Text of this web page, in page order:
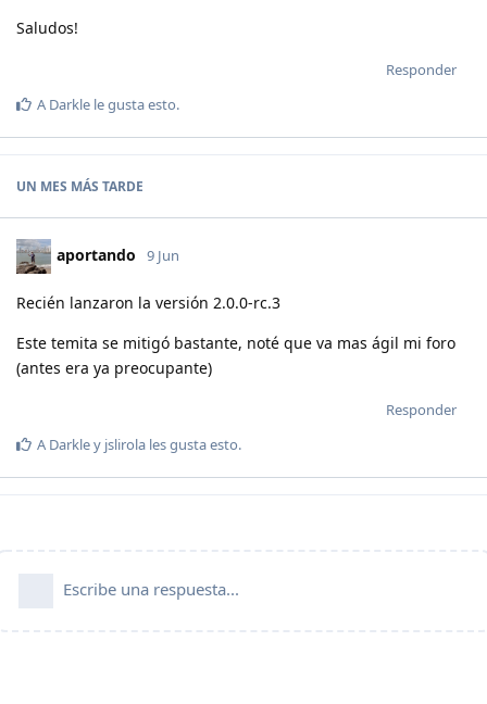
Saludos!
Responder
A Darkle le gusta esto.
UN MES MÁS TARDE
aportando 9 Jun
Recién lanzaron la versión 2.0.0-rc.3
Este temita se mitigó bastante, noté que va mas ágil mi foro
(antes era ya preocupante)
Responder
A Darkley jslirola les gusta esto.
Escribe una respuesta...